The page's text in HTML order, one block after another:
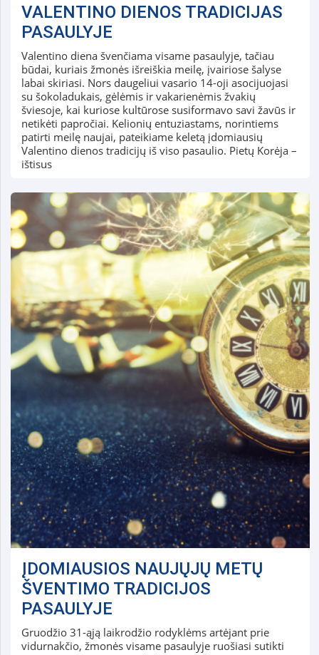
VALENTINO DIENOS TRADICIJAS
PASAULYJE
Valentino diena švenčiama visame pasaulyje, tačiau
būdai, kuriais žmonės išreiškia meilę, įvairiose šalyse
labai skiriasi. Nors daugeliui vasario 14-oji asocijuojasi
su šokoladukais, gėlėmis ir vakarienėmis žvakių
šviesoje, kai kuriose kultūrose susiformavo savi žavūs ir
netikėti papročiai. Kelionių entuziastams, norintiems
patirti meilę naujai, pateikiame keletą įdomiausių
Valentino dienos tradicijų iš viso pasaulio. Pietų Korėja –
ištisus
ĮDOMIAUSIOS NAUJŲJŲ METŲ
ŠVENTIMO TRADICIJOS
PASAULYJE
Gruodžio 31-ąją laikrodžio rodyklėms artėjant prie
vidurnakčio, žmonės visame pasaulyje ruošiasi sutikti